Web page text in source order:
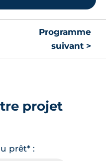
Programme
suivant >
projet
prêt* :